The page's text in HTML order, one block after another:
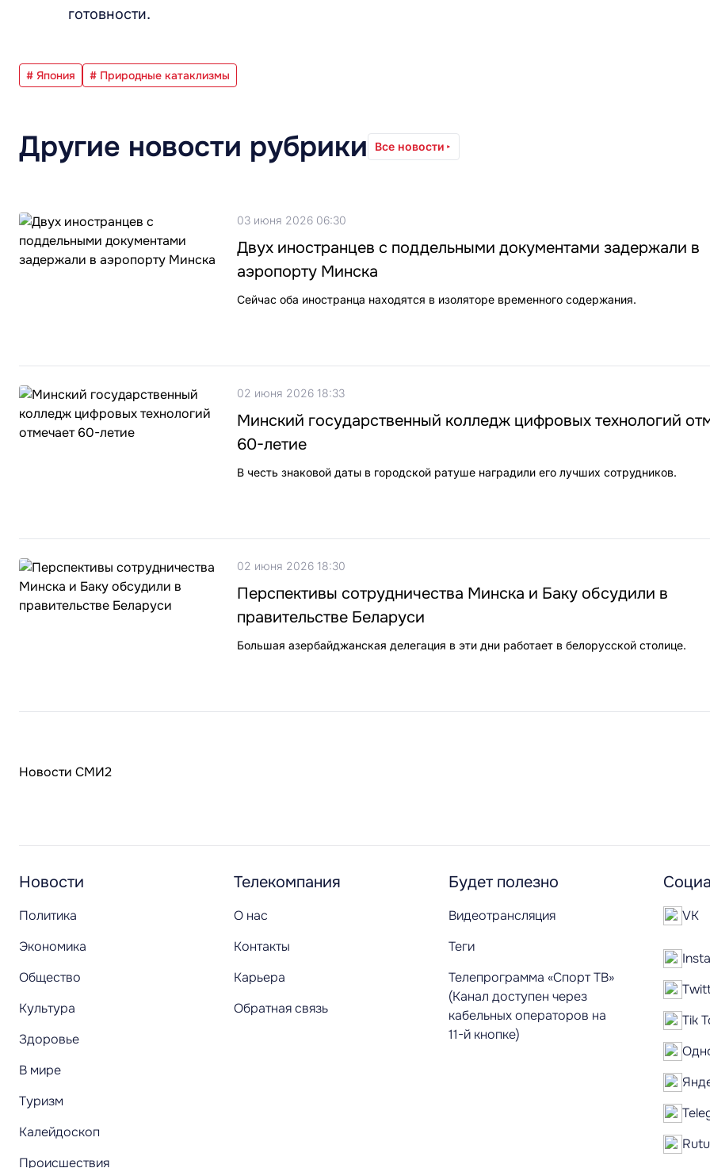
готовности.
# Япония # Природные катаклизмы
Другие новости рубрики Все новости
03 июня 2026 06:30
Двух иностранцев с поддельными документами задержали в
аэропорту Минска
Сейчас оба иностранца находятся в изоляторе временного содержания.
02 июня 2026 18:33
Минский государственный колледж цифровых технологий
60-летие
В честь знаковой даты в городской ратуше наградили его лучших сотрудников.
02 июня 2026 18:30
Перспективы сотрудничества Минска и Баку обсудили в
правительстве Беларуси
Большая азербайджанская делегация в эти дни работает в белорусской столице.
Новости СМИ2
Новости
Политика
Экономика
Общество
Культура
Здоровье
В мире
Туризм
Калейдоскоп
Происшествия
Телекомпания
О нас
Контакты
Карьера
Обратная связь
Будет полезно
Видеотрансляция
Теги
Телепрограмма «Спорт ТВ»
(Канал доступен через
кабельных операторов на
11-й кнопке)
VK
Tik